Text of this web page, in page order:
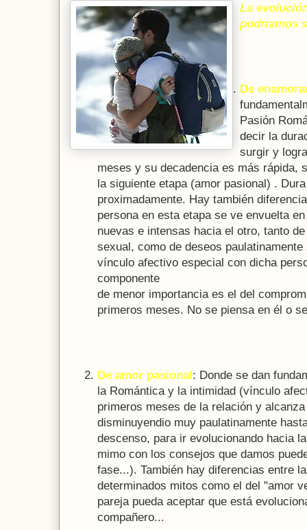
La
podriamos
De
Pasión
decir la
surgir y
meses y su decadencia es más rápida,
la siguiente etapa (amor pasional) .
proximadamente. Hay también
persona en esta etapa se ve envuelta
nuevas e intensas hacia el otro, tanto
sexual, como de deseos
vínculo afectivo especial con dicha
componente
de menor importancia es el del
primeros meses. No se piensa en él o
De amor pasional: Donde se dan
la Romántica y la intimidad (vínculo
primeros meses de la relación y
disminuyendio muy paulatinamente
descenso, para ir evolucionando hacia
mimo con los consejos que damos
fase...). También hay diferencias entre
determinados mitos como el del "amor
pareja pueda aceptar que está
compañero...